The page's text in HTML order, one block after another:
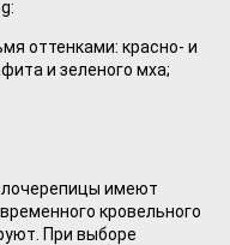
оттенками: красно- и
и зеленого мха;
имеют
кровельного
При выборе